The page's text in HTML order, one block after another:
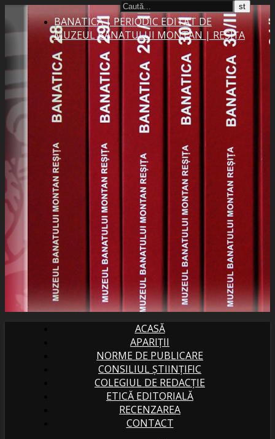
BANATICA | PERIODIC EDITAT DE
MUZEUL BANATULUI MONTAN | REȘIȚA
ACASĂ
APARIȚII
NORME DE PUBLICARE
CONSILIUL ȘTIINȚIFIC
COLEGIUL DE REDACȚIE
ETICĂ EDITORIALĂ
RECENZAREA
CONTACT